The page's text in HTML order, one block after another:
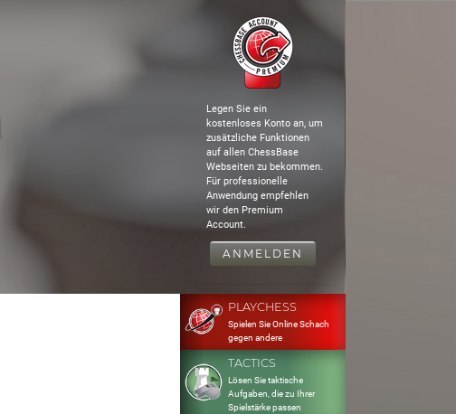
Legen Sie ein
kostenloses Konto an, um
zusätzliche Funktionen
auf allen ChessBase
Webseiten zu bekommen.
Für professionelle
Anwendung empfehlen
wir den Premium
Account.
ANMELDEN
PLAYCHESS
Spielen Sie Online Schach
gegen andere
TACTICS
Lösen Sie taktische
Aufgaben, die zu Ihrer
Spielstärke passen